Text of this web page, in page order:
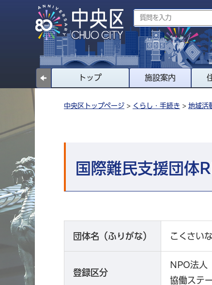
トップ 施設案内
中央区トップページ > くらし・手続き > 地域活
国際難民支援団体
団体名（ふりがな） こくさい
登録区分
NPO法人
協働ステ